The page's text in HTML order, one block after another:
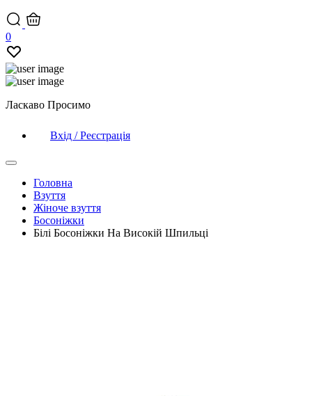
0
Ласкаво Просимо
Вхід / Реєстрація
Головна
Взуття
Жіноче взуття
Босоніжки
Білі Босоніжки На Високій Шпильці